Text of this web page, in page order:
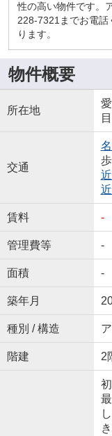
性の高い物件です。
228-7321までお電話
ります。
物件概要
所在地
交通
賃料 -
管理費等 -
面積 -
築年月
種別 / 構造
階建 2